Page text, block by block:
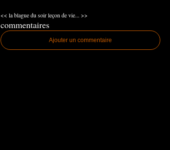
<< la blague du soirleçon de vie... >>
commentaires
Ajouter un commentaire